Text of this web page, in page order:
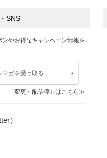
SNS
ンやお得なキャンペーン情報を
マガを受け取る
変更・配信停止はこちら
）